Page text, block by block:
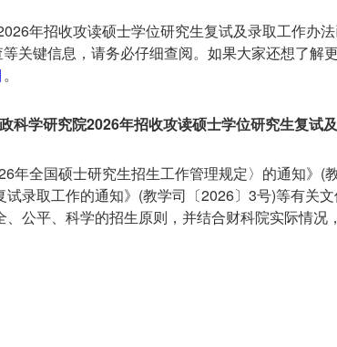
年招收攻读硕士学位研究生复试及录取工作办
关键信息，请务必仔细查阅。如果大家还想了解
。
科学研究院2026年招收攻读硕士学位研究生复试
年全国硕士研究生招生工作管理规定〉的通知》(
录取工作的通知》(教学司〔2026〕3号)等有关
、公平、科学的招生原则，并结合财科院实际情况